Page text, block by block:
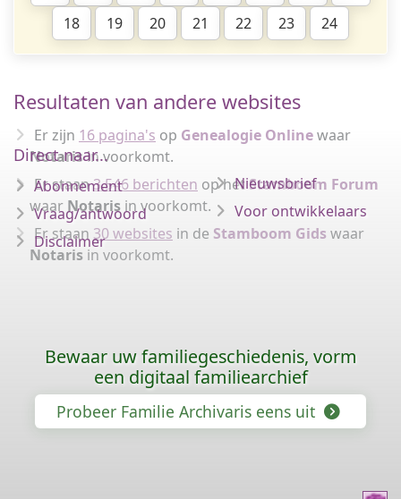
18
19 20 21 22 23 24
Resultaten van andere websites
Er zijn 16 pagina's op Genealogie Onlinewaar
Notarisin voorkomt.
Er staan3.546 berichten op hetStamboom Forum
waar Notaris in voorkomt.
Er staan 30 websites in de Stamboom Gids waar
Notaris in voorkomt.
Direct naar...
Abonnement
Vraag/antwoord
Disclaimer
Nieuwsbrief
Voor ontwikkelaars
Bewaar uw familiegeschiedenis, vorm
een digitaal familiearchief
Probeer Familie Archivaris eens uit